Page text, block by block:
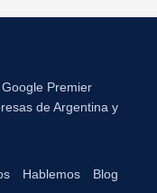
Premier
de Argentina y
Hablemos Blog